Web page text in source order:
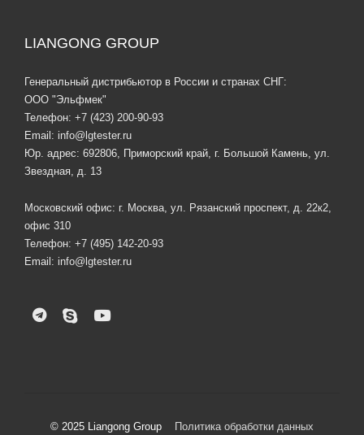
LIANGONG GROUP
Генеральный дистрибьютор в России и странах СНГ:
ООО "Эльфмек"
Телефон: +7 (423) 200-90-93
Email: info@lgtester.ru
Юр. адрес: 692806, Приморский край, г. Большой Камень, ул.
Звездная, д. 13
Московский офис: г. Москва, ул. Рязанский проспект, д. 22к2,
офис 310
Телефон: +7 (495) 142-20-93
Email: info@lgtester.ru
© 2025 Liangong Group Политика обработки данных